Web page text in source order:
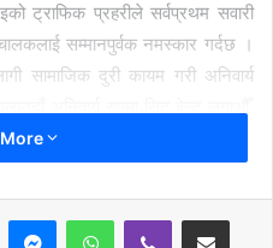
ट्राफिक प्रहरीले सर्वप्रथम सवारी
सम्मानपुर्वक नमस्कार गर्दछ ।
सामाजिक दुरी कायम गरी अनिवार्य
फित्ता अनिवार्य रुपमा लगाऔँ,
गरि सवारी साधन नचलाऔँ र तीब्र
चालकलाई सचेतनामुलक सन्देश दिन्छन
भनि १ मिनेट भित्र बिदा गर्छन ।